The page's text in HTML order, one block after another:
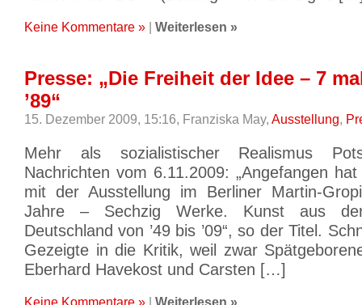
Keine Kommentare » Weiterlesen »
Presse: „Die Freiheit der Idee – 7
’89“
15. Dezember 2009, 15:16, Franziska May, Ausstellung,
Mehr als sozialistischer Realismus
Nachrichten vom 6.11.2009: „Angefangen
mit der Ausstellung im Berliner Martin-
Jahre – Sechzig Werke. Kunst aus der
Deutschland von ’49 bis ’09“, so der Titel.
Gezeigte in die Kritik, weil zwar
Eberhard Havekost und Carsten […]
Keine Kommentare » Weiterlesen »